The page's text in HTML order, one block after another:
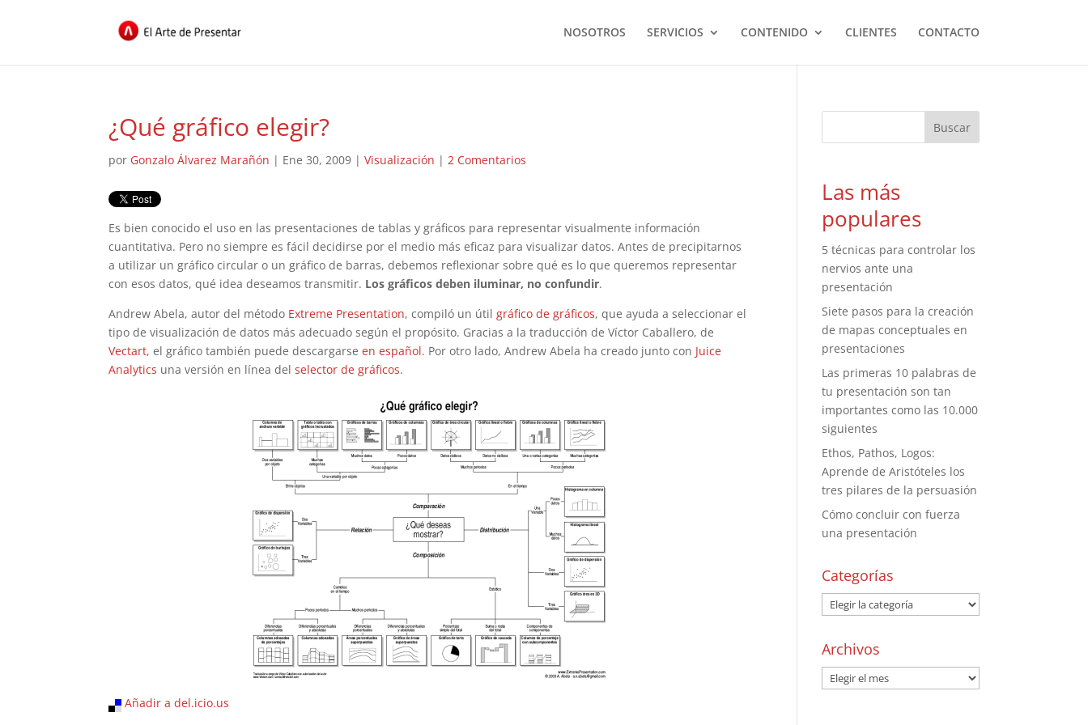
NOSOTROS SERVICIOS CONTENIDO CLIENTES CONTACTO
¿Qué gráfico elegir?
por Gonzalo Álvarez Marañón | Ene 30, 2009 |Visualización |2 Comentarios
Es bien conocido el uso en las presentaciones de tablas y gráficos para representar visualmente información
cuantitativa. Pero no siempre es fácil decidirse por el medio más eficaz para visualizar datos. Antes de precipitarnos
a utilizar un gráfico circular o un gráfico de barras, debemos reflexionar sobre qué es lo que queremos representar
con esos datos, qué idea deseamos transmitir. Los gráficos deben iluminar, no confundir.
Andrew Abela, autor del método Extreme Presentation, compiló un útilgráfico de gráficos, que ayuda a seleccionar el
tipo de visualización de datos más adecuado según el propósito. Gracias a la traducción de Víctor Caballero, de
Vectart, el gráfico también puede descargarseen español. Por otro lado, Andrew Abela ha creado junto con Juice
Analytics una versión en línea delselector de gráficos.
Añadir a del.icio.us
Las más
populares
5 técnicas para controlar los
nervios ante una
presentación
Siete pasos para la creación
de mapas conceptuales en
presentaciones
Las primeras 10 palabras de
tu presentación son tan
importantes como las 10.000
siguientes
Ethos, Pathos, Logos:
Aprende de Aristóteles los
tres pilares de la persuasión
Cómo concluir con fuerza
una presentación
Categorías
Archivos